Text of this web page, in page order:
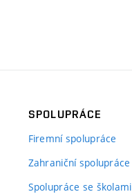
SPOLUPRÁCE
Firemní spolupráce
Zahraniční spolupráce
Spolupráce se školami